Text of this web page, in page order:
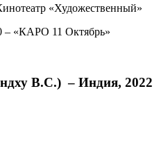
«Художественный»
– «КАРО 11 Октябрь»
В.С.) – Индия, 2022